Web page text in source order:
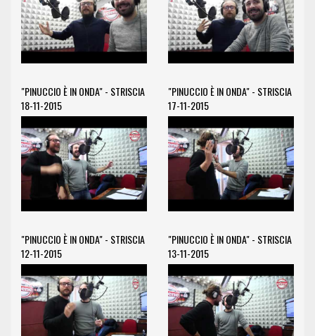
"PINUCCIO È IN ONDA" - STRISCIA
18-11-2015
"PINUCCIO È IN ONDA" - STRISCIA
17-11-2015
"PINUCCIO È IN ONDA" - STRISCIA
12-11-2015
"PINUCCIO È IN ONDA" - STRISCIA
13-11-2015